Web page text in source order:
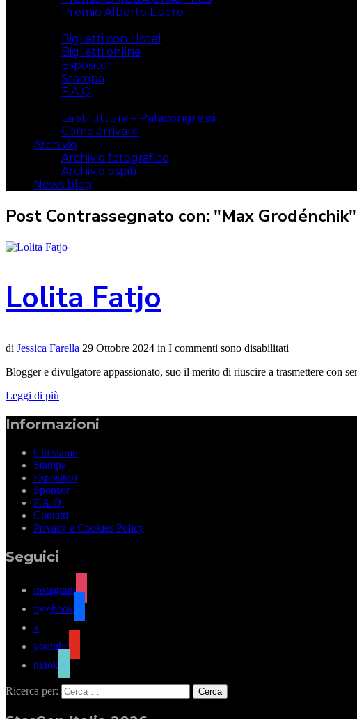
Premio Alberto Lisiero
Biglietti con Hotel
Biglietti online
Espositori
Stampa
F.A.Q.
La struttura – Palacongressi
Come arrivare
Archivio
Archivio fotografico
Archivio ospiti
News blog
Post Contrassegnato con: "Max Grodénchik"
Lolita Fatjo
di Jessica Farella 29 Ottobre 2024 in I commenti sono disabilitati
Blogger e divulgatore appassionato, suo il merito di riuscire a trasmettere con
Leggi di più
Informazioni
Chi siamo
Stampa
Espositori
Sponsor
F.A.Q.
Contatti
Privacy e Cookies Policy
Seguici
instagram
facebook
x
youtube
tiktok
Ricerca per: